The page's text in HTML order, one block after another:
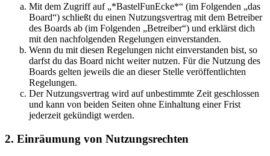
Mit dem Zugriff auf „*BastelFunEcke*“ (im Folgenden „das
Board“) schließt du einen Nutzungsvertrag mit dem Betreiber
des Boards ab (im Folgenden „Betreiber“) und erklärst dich
mit den nachfolgenden Regelungen einverstanden.
Wenn du mit diesen Regelungen nicht einverstanden bist, so
darfst du das Board nicht weiter nutzen. Für die Nutzung des
Boards gelten jeweils die an dieser Stelle veröffentlichten
Regelungen.
Der Nutzungsvertrag wird auf unbestimmte Zeit geschlossen
und kann von beiden Seiten ohne Einhaltung einer Frist
jederzeit gekündigt werden.
2. Einräumung von Nutzungsrechten